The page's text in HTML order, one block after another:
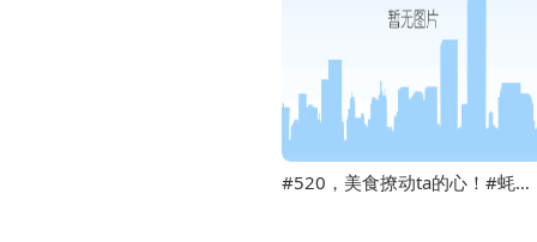
#520，美食撩动ta的心！#蚝油生菜